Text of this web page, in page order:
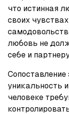
что истинная
своих
любовь не
себе и
Сопоставление
уникальность
человеке